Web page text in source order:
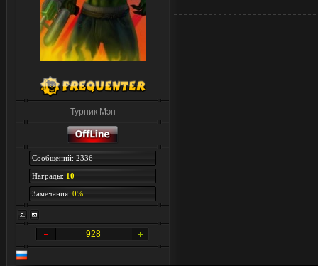
Турник Мэн
Сообщений: 2336
Награды: 10
Замечания: 0%
928